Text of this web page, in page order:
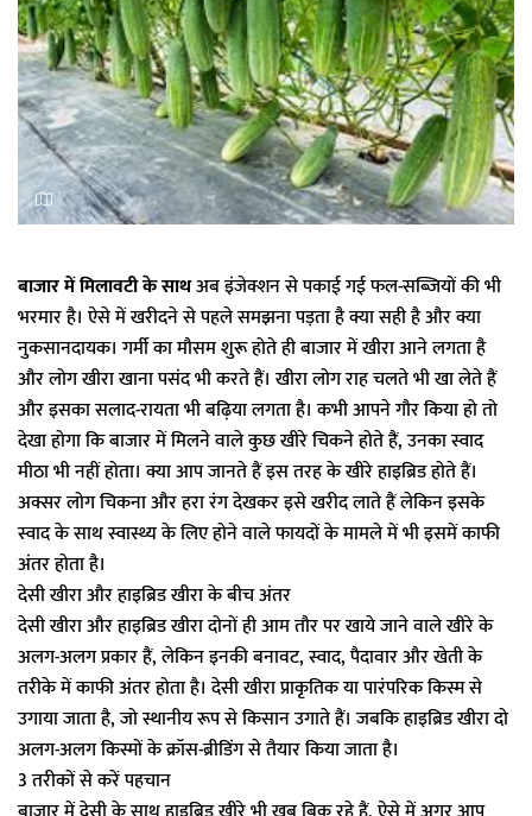
बाजार में मिलावटी के साथअब इंजेक्शन से पकाई गई फल-सब्जियों की भी
भरमार है। ऐसे में खरीदने से पहले समझना पड़ता है क्या सही है और क्या
नुकसानदायक। गर्मी का मौसम शुरू होते ही बाजार में खीरा आने लगता है
और लोग खीरा खाना पसंद भी करते हैं। खीरा लोग राह चलते भी खा लेते हैं
और इसका सलाद-रायता भी बढ़िया लगता है। कभी आपने गौर किया हो तो
देखा होगा कि बाजार में मिलने वाले कुछ खीरे चिकने होते हैं, उनका स्वाद
मीठा भी नहीं होता। क्या आप जानते हैं इस तरह के खीरे हाइब्रिड होते हैं।
अक्सर लोग चिकना और हरा रंग देखकर इसे खरीद लाते हैं लेकिन इसके
स्वाद के साथ स्वास्थ्य के लिए होने वाले फायदों के मामले में भी इसमें काफी
अंतर होता है।
देसी खीरा और हाइब्रिड खीरा के बीच अंतर
देसी खीरा और हाइब्रिड खीरा दोनों ही आम तौर पर खाये जाने वाले खीरे के
अलग-अलग प्रकार हैं, लेकिन इनकी बनावट, स्वाद, पैदावार और खेती के
तरीके में काफी अंतर होता है। देसी खीरा प्राकृतिक या पारंपरिक किस्म से
उगाया जाता है, जो स्थानीय रूप से किसान उगाते हैं। जबकि हाइब्रिड खीरा दो
अलग-अलग किस्मों के क्रॉस-ब्रीडिंग से तैयार किया जाता है।
3 तरीकों से करें पहचान